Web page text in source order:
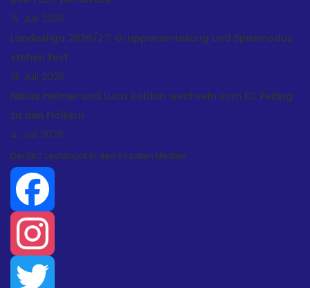
15. Juli 2026
Landesliga 2026/27: Gruppeneinteilung und Spielmodus
stehen fest
13. Juli 2026
Niklas Helmer und Luca Roldan wechseln vom EC Peiting
zu den Flößern
4. Juli 2026
Der ERC Lechbruck in den Sozialen Medien
Facebook
Instagram